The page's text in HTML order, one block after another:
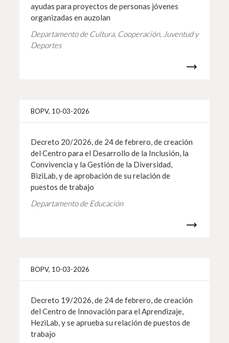
ayudas para proyectos de personas jóvenes
organizadas en auzolan
Departamento de Cultura, Cooperación, Juventud y
Deportes
BOPV, 10-03-2026
Decreto 20/2026, de 24 de febrero, de creación
del Centro para el Desarrollo de la Inclusión, la
Convivencia y la Gestión de la Diversidad,
BiziLab, y de aprobación de su relación de
puestos de trabajo
Departamento de Educación
BOPV, 10-03-2026
Decreto 19/2026, de 24 de febrero, de creación
del Centro de Innovación para el Aprendizaje,
HeziLab, y se aprueba su relación de puestos de
trabajo